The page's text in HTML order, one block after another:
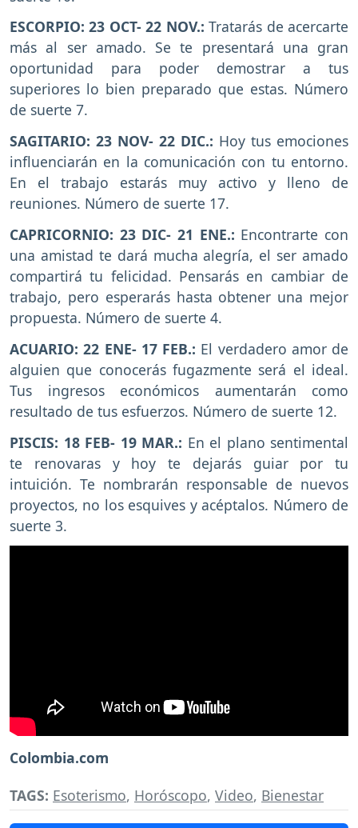
ESCORPIO: 23 OCT- 22 NOV.:Tratarás de acercarte
más al ser amado. Se te presentará una gran
oportunidad para poder demostrar a tus
superiores lo bien preparado que estas. Número
de suerte 7.
SAGITARIO: 23 NOV- 22 DIC.: Hoy tus emociones
influenciarán en la comunicación con tu entorno.
En el trabajo estarás muy activo y lleno de
reuniones. Número de suerte 17.
CAPRICORNIO: 23 DIC- 21 ENE.: Encontrarte con
una amistad te dará mucha alegría, el ser amado
compartirá tu felicidad. Pensarás en cambiar de
trabajo, pero esperarás hasta obtener una mejor
propuesta. Número de suerte 4.
ACUARIO: 22 ENE- 17 FEB.: El verdadero amor de
alguien que conocerás fugazmente será el ideal.
Tus ingresos económicos aumentarán como
resultado de tus esfuerzos. Número de suerte 12.
PISCIS: 18 FEB- 19 MAR.: En el plano sentimental
te renovaras y hoy te dejarás guiar por tu
intuición. Te nombrarán responsable de nuevos
proyectos, no los esquives y acéptalos. Número de
suerte 3.
Colombia.com
TAGS: Esoterismo, Horóscopo, Video, Bienestar